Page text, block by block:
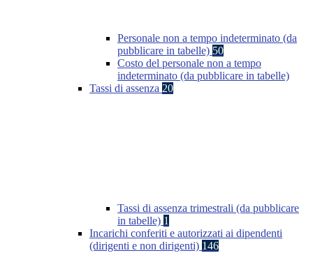
Personale non a tempo indeterminato (da
pubblicare in tabelle) 50
Costo del personale non a tempo
indeterminato (da pubblicare in tabelle)
Tassi di assenza 20
Tassi di assenza trimestrali (da pubblicare
in tabelle) 1
Incarichi conferiti e autorizzati ai dipendenti
(dirigenti e non dirigenti) 146